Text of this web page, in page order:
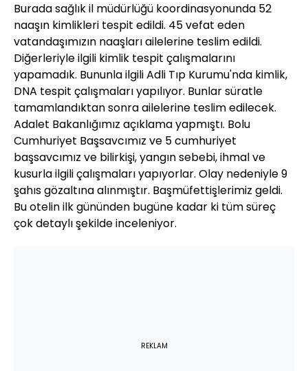
Burada sağlık il müdürlüğü koordinasyonunda 52
naaşın kimlikleri tespit edildi. 45 vefat eden
vatandaşımızın naaşları ailelerine teslim edildi.
Diğerleriyle ilgili kimlik tespit çalışmalarını
yapamadık. Bununla ilgili Adli Tıp Kurumu'nda kimlik,
DNA tespit çalışmaları yapılıyor. Bunlar süratle
tamamlandıktan sonra ailelerine teslim edilecek.
Adalet Bakanlığımız açıklama yapmıştı. Bolu
Cumhuriyet Başsavcımız ve 5 cumhuriyet
başsavcımız ve bilirkişi, yangın sebebi, ihmal ve
kusurla ilgili çalışmaları yapıyorlar. Olay nedeniyle 9
şahıs gözaltına alınmıştır. Başmüfettişlerimiz geldi.
Bu otelin ilk gününden bugüne kadar ki tüm süreç
çok detaylı şekilde inceleniyor.
REKLAM